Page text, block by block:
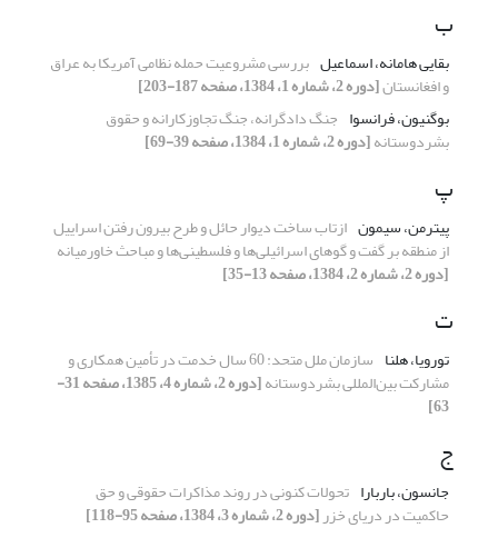
ب
بقایی هامانه، اسماعیل بررسی مشروعیت حمله نظامی آمریکا به عراق
و افغانستان[دوره 2، شماره 1، 1384، صفحه 187-203]
بوگنیون، فرانسوا جنگ دادگرانه، جنگ تجاوزکارانه و حقوق
بشردوستانه[دوره 2، شماره 1، 1384، صفحه 39-69]
پ
پیترمن، سیمون ازتاب ساخت دیوار حائل و طرح بیرون رفتن اسراییل
از منطقه بر گفت و گوهای اسرائیلی‌ها و فلسطینی‌ها و مباحث خاورمیانه
[دوره 2، شماره 2، 1384، صفحه 13-35]
ت
تورویا، هلنا سازمان ملل متحد: 60 سال خدمت در تأمین همکاری و
مشارکت بین‌المللی بشر‌دوستانه [دوره 2، شماره 4، 1385، صفحه 31-
63]
ج
جانسون، باربارا تحولات کنونی در روند مذاکرات حقوقی و حق
حاکمیت در دریای خزر[دوره 2، شماره 3، 1384، صفحه 95-118]